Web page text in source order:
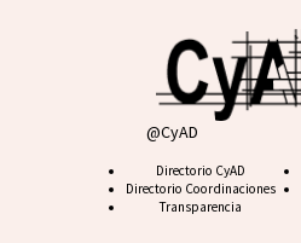
@CyAD
Footer CyAD
Directorio CyAD
Directorio Coordinaciones
Transparencia